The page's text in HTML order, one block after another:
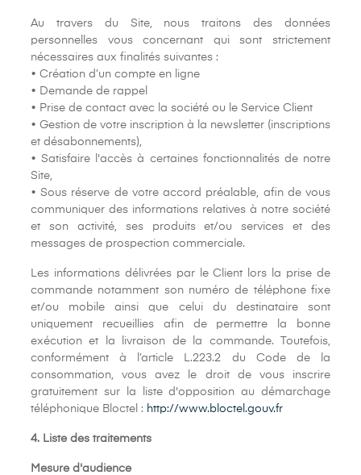
Au travers du Site, nous traitons des données
personnelles vous concernant qui sont strictement
nécessaires aux finalités suivantes :
• Création d’un compte en ligne
• Demande de rappel
• Prise de contact avec la société ou le Service Client
• Gestion de votre inscription à la newsletter (inscriptions
et désabonnements),
• Satisfaire l'accès à certaines fonctionnalités de notre
Site,
• Sous réserve de votre accord préalable, afin de vous
communiquer des informations relatives à notre société
et son activité, ses produits et/ou services et des
messages de prospection commerciale.
Les informations délivrées par le Client lors la prise de
commande notamment son numéro de téléphone fixe
et/ou mobile ainsi que celui du destinataire sont
uniquement recueillies afin de permettre la bonne
exécution et la livraison de la commande. Toutefois,
conformément à l’article L.223.2 du Code de la
consommation, vous avez le droit de vous inscrire
gratuitement sur la liste d'opposition au démarchage
téléphonique Bloctel : http://www.bloctel.gouv.fr
4. Liste des traitements
Mesure d'audience